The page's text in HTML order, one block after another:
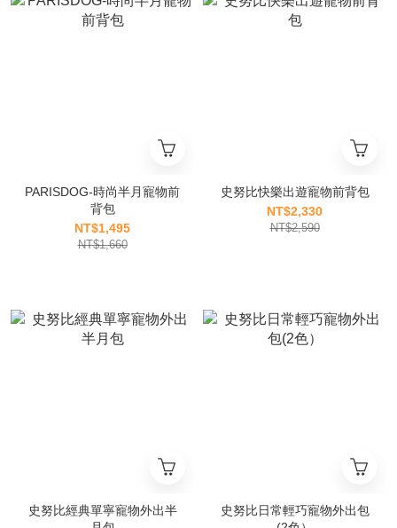
PARISDOG-時尚半月寵物前
背包
NT$1,495
NT$1,660
史努比快樂出遊寵物前背包
NT$2,330
NT$2,590
史努比經典單寧寵物外出半
史努比日常輕巧寵物外出包